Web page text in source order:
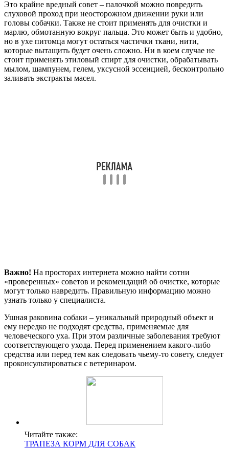
Это крайне вредный совет – палочкой можно повредить
слуховой проход при неосторожном движении руки или
головы собачки. Также не стоит применять для очистки и
марлю, обмотанную вокруг пальца. Это может быть и удобно,
но в ухе питомца могут остаться частички ткани, нити,
которые вытащить будет очень сложно. Ни в коем случае не
стоит применять этиловый спирт для очистки, обрабатывать
мылом, шампунем, гелем, уксусной эссенцией, бесконтрольно
заливать экстракты масел.
Важно! На просторах интернета можно найти сотни
«проверенных» советов и рекомендаций об очистке, которые
могут только навредить. Правильную информацию можно
узнать только у специалиста.
Ушная раковина собаки – уникальный природный объект и
ему нередко не подходят средства, применяемые для
человеческого уха. При этом различные заболевания требуют
соответствующего ухода. Перед применением какого-либо
средства или перед тем как следовать чьему-то совету, следует
проконсультироваться с ветеринаром.
Читайте также:
ТРАПЕЗА КОРМ ДЛЯ СОБАК